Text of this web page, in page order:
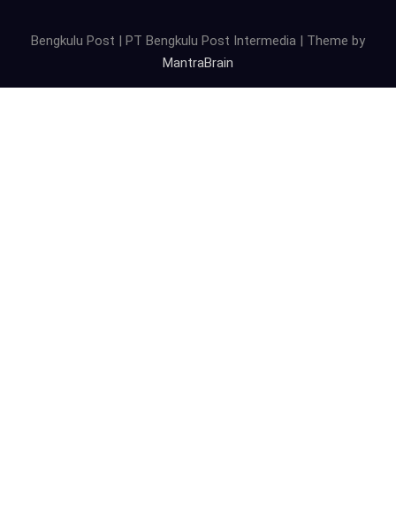
Bengkulu Post | PT Bengkulu Post Intermedia | Theme by
MantraBrain